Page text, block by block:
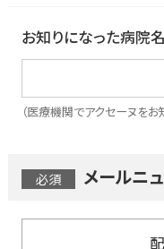
お知りになった病院
（医療機関でアクセーヌをお
メールニ